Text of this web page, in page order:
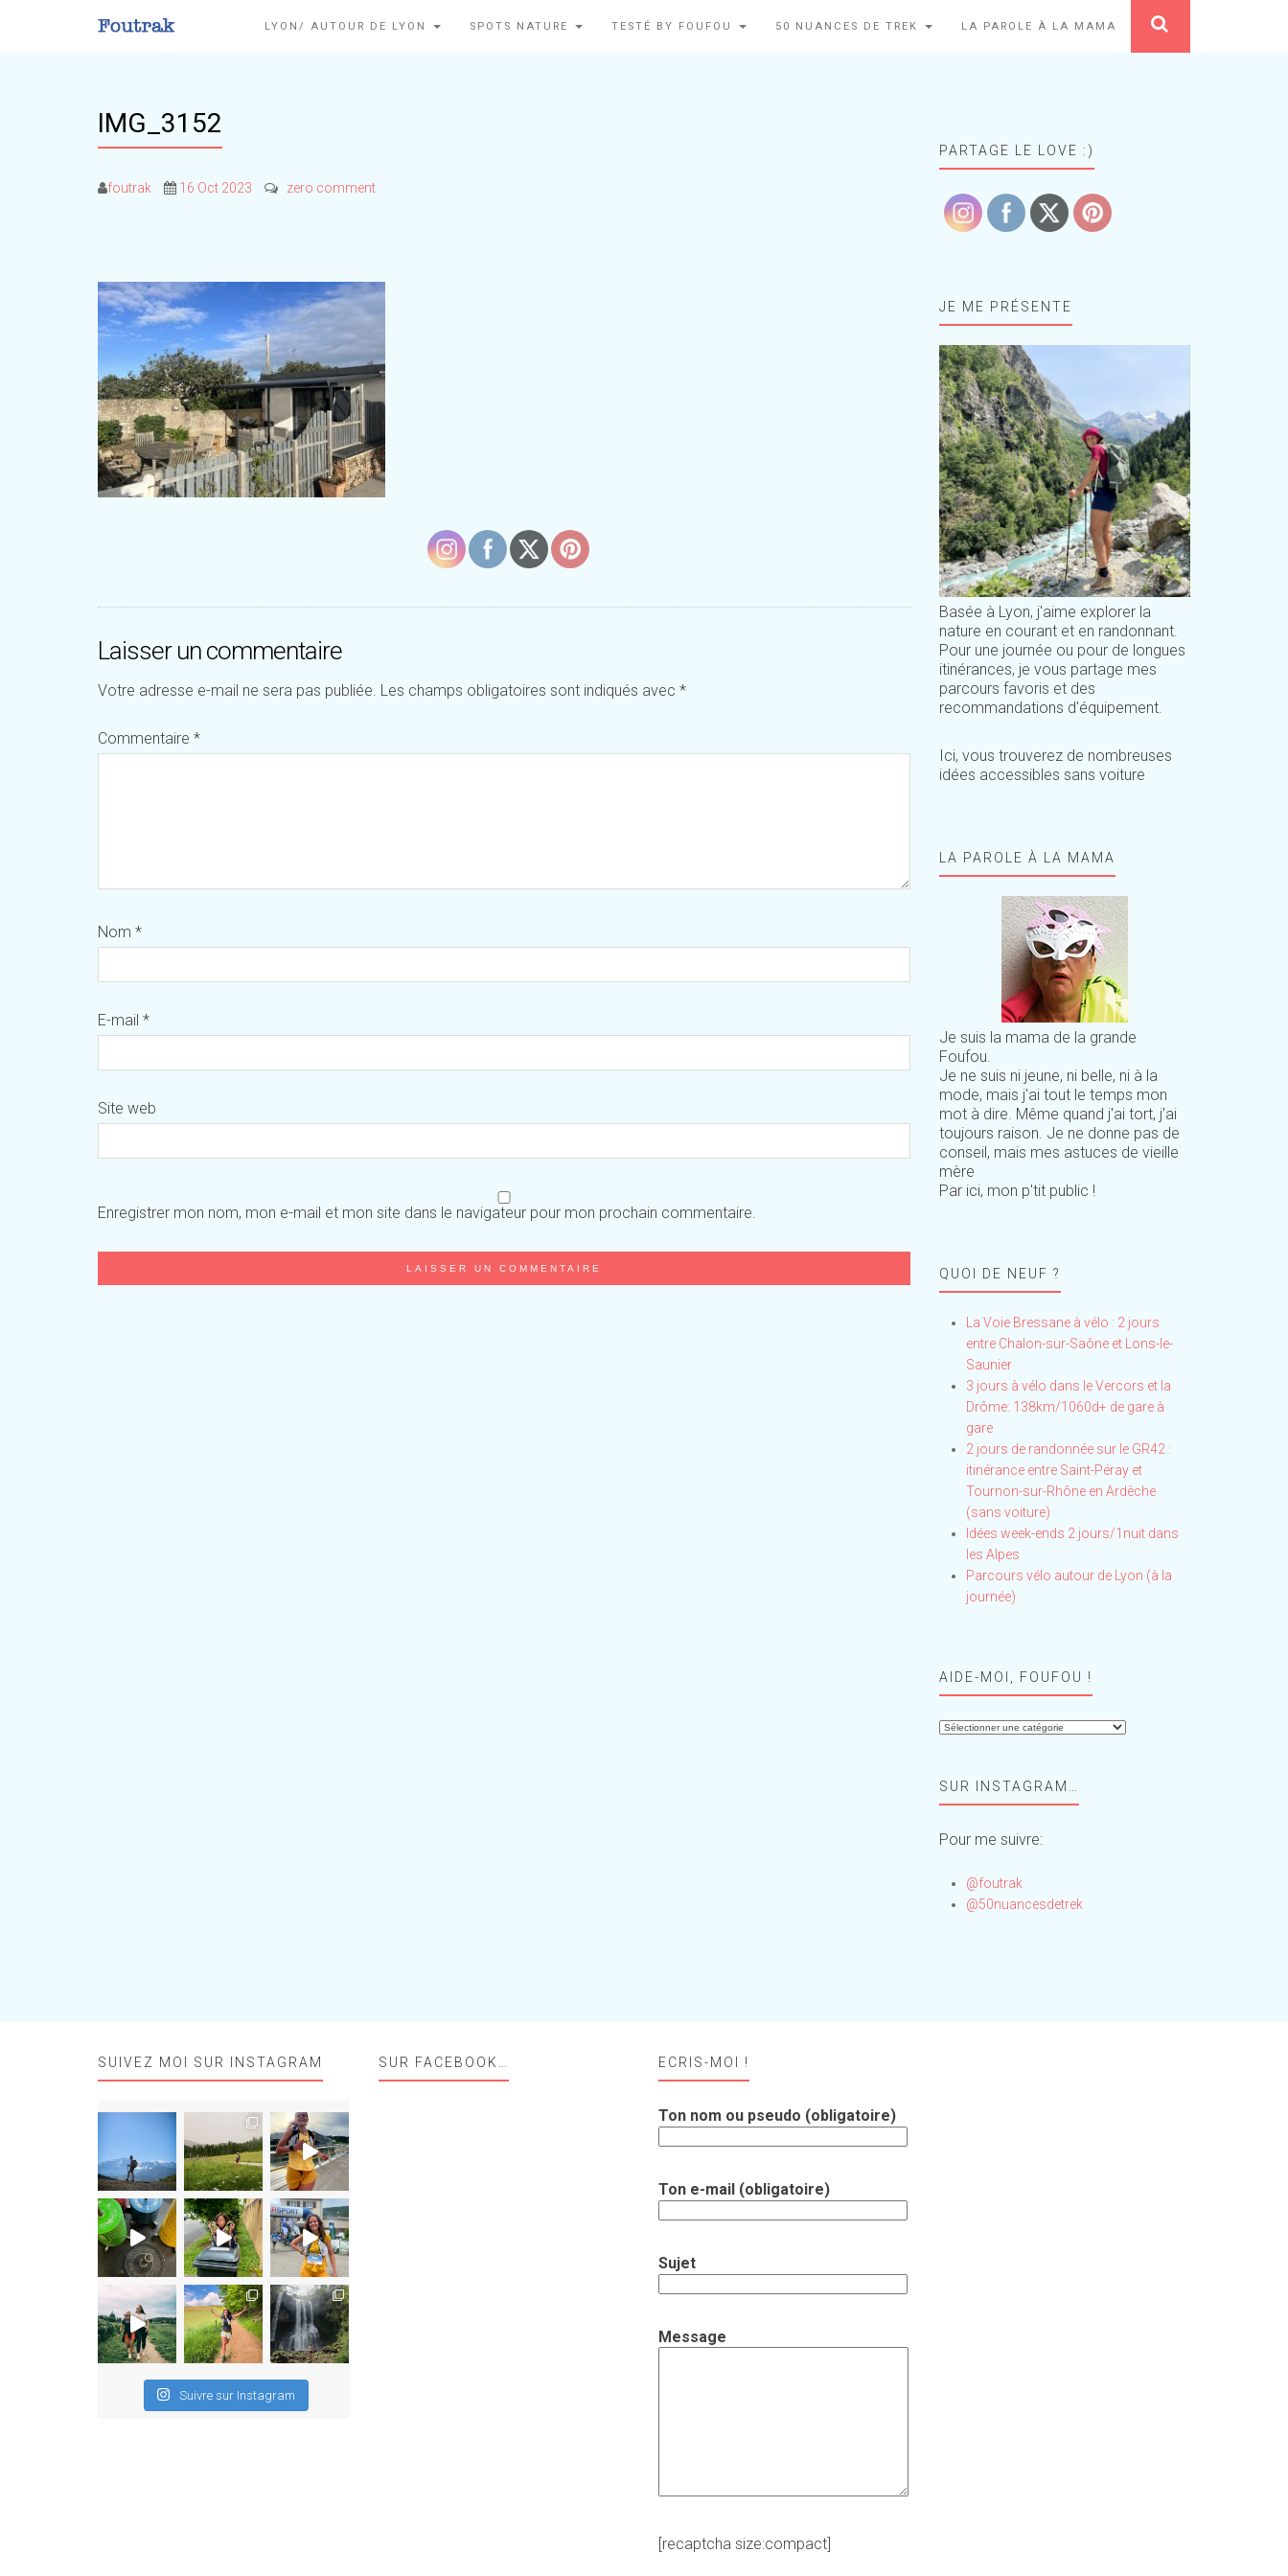
LYON/ AUTOUR DE LYON SPOTS NATURE TESTÉ BY FOUFOU 50 NUANCES DE TREK LA PAROLE À LA MAMA
IMG_3152
foutrak 16 Oct 2023 zero comment
Laisser un commentaire
Votre adresse e-mail ne sera pas publiée. Les champs obligatoires sont indiqués avec *
Commentaire *
Nom *
E-mail *
Site web
Enregistrer mon nom, mon e-mail et mon site dans le navigateur pour mon prochain commentaire.
PARTAGE LE LOVE :)
JE ME PRÉSENTE
Basée à Lyon, j'aime explorer la
nature en courant et en randonnant.
Pour une journée ou pour de longues
itinérances, je vous partage mes
parcours favoris et des
recommandations d'équipement.
Ici, vous trouverez de nombreuses
idées accessibles sans voiture
LA PAROLE À LA MAMA
Je suis la mama de la grande
Foufou.
Je ne suis ni jeune, ni belle, ni à la
mode, mais j'ai tout le temps mon
mot à dire. Même quand j'ai tort, j'ai
toujours raison. Je ne donne pas de
conseil, mais mes astuces de vieille
mère
Par ici, mon p'tit public !
QUOI DE NEUF ?
La Voie Bressane à vélo : 2 jours
entre Chalon-sur-Saône et Lons-le-
Saunier
3 jours à vélo dans le Vercors et la
Drôme: 138km/1060d+ de gare à
gare
2 jours de randonnée sur le GR42 :
itinérance entre Saint-Péray et
Tournon-sur-Rhône en Ardèche
(sans voiture)
Idées week-ends 2 jours/1nuit dans
les Alpes
Parcours vélo autour de Lyon (à la
journée)
AIDE-MOI, FOUFOU !
Aide-
!SUR INSTAGRAM…
Pour me suivre:
@foutrak
@50nuancesdetrek
SUIVEZ MOI SUR INSTAGRAM
Suivre sur Instagram
SUR FACEBOOK… ECRIS-MOI !
Ton nom ou pseudo (obligatoire)
Ton e-mail (obligatoire)
Sujet
Message
[recaptcha size:compact]